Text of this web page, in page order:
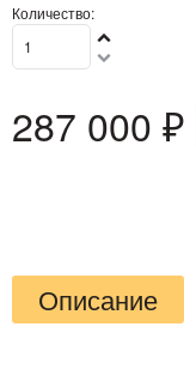
Количество:
287 000 ₽
Описание